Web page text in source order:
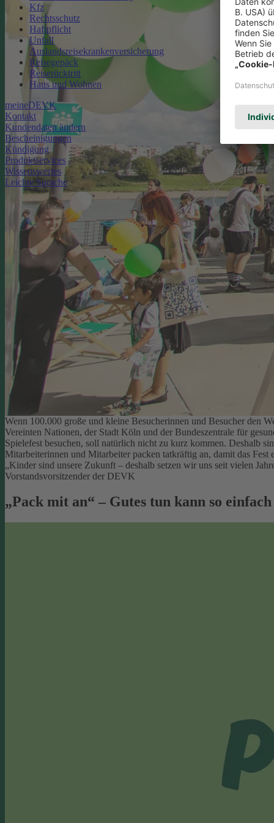
Kfz
Rechtsschutz
Haftpflicht
Unfall
Auslandsreisekrankenversicherung
Reisegepäck
Reiserücktritt
Haus und Wohnen
meineDEVK
Kontakt
Kundendaten ändern
Bescheinigungen
Kündigung
Produktservices
Wissenswertes
Leichte Sprache
Wenn 100.000 große und kleine Besucherinnen und Besucher den
Vereinten Nationen, der Stadt Köln und der Bundeszentrale für
Spielefest besuchen, soll natürlich nicht zu kurz kommen. Deshalb
Mitarbeiterinnen und Mitarbeiter packen tatkräftig an, damit das
„Kinder sind unsere Zukunft – deshalb setzen wir uns seit vielen
Vorstandsvorsitzender der DEVK
„Pack mit an“ – Gutes tun kann so einfach